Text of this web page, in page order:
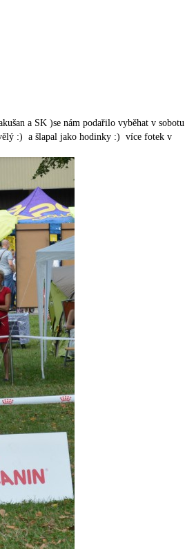
a SK )se nám podařilo vyběhat v sobotu
:) a šlapal jako hodinky :) více fotek v